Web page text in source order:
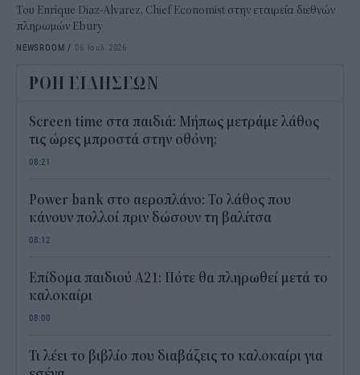
Του Enrique Diaz-Alvarez, Chief Economist στην εταιρεία διεθνών
πληρωμών Ebury
NEWSROOM / 06 Ιουλ 2026
ΡΟΗ ΕΙΔΗΣΕΩΝ
Screen time στα παιδιά: Μήπως μετράμε λάθος
τις ώρες μπροστά στην οθόνη;
08:21
Power bank στο αεροπλάνο: Το λάθος που
κάνουν πολλοί πριν δώσουν τη βαλίτσα
08:12
Επίδομα παιδιού Α21: Πότε θα πληρωθεί μετά το
καλοκαίρι
08:00
Τι λέει το βιβλίο που διαβάζεις το καλοκαίρι για